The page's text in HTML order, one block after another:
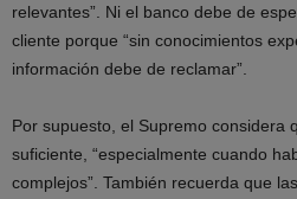
relevantes”. Ni el banco debe de
cliente porque “sin conocimientos
información debe de reclamar”.
Por supuesto, el Supremo considera
suficiente, “especialmente cuando
complejos”. También recuerda que las